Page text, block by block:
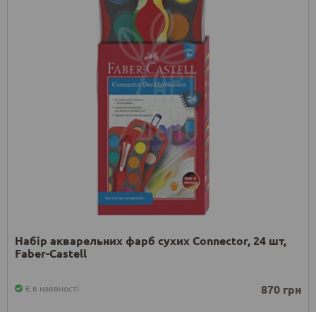
Набір акварельних фарб сухих Connector, 24 шт,
Faber-Castell
Є в наявності 870 грн